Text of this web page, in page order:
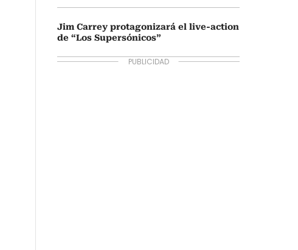
Jim Carrey protagonizará el live-action
de “Los Supersónicos”